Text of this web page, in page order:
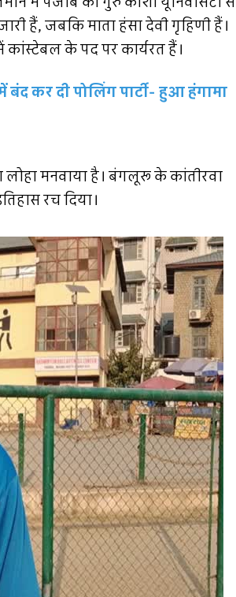
हैं, जबकि माता हंसा देवी गृहिणी हैं।
कांस्टेबल के पद पर कार्यरत हैं।
कर दी पोलिंग पार्टी- हुआ हंगामा
लोहा मनवाया है। बंगलूरू के कांतीरवा
रच दिया।